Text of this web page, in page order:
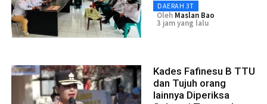
DAERAH 3T
Oleh Maslan Bao
3 jam yang lalu
Kades Fafinesu B TTU
dan Tujuh orang
lainnya Diperiksa